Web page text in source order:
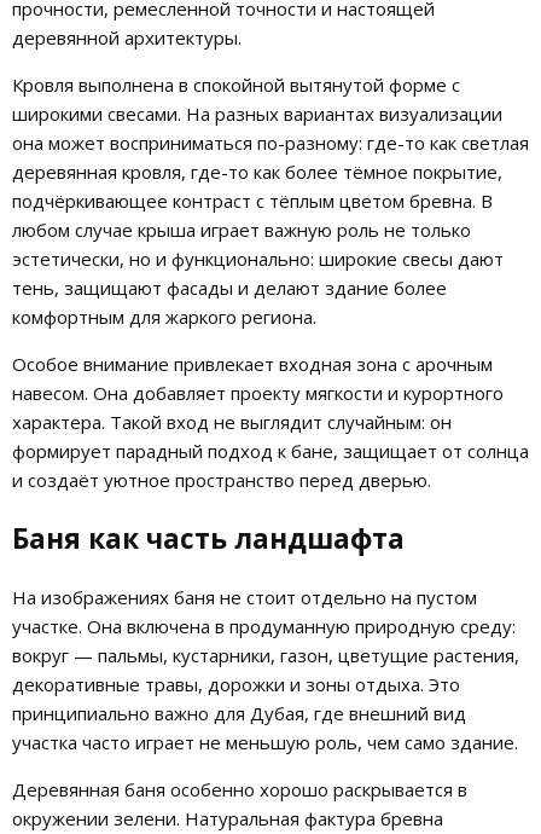
прочности, ремесленной точности и настоящей
деревянной архитектуры.
Кровля выполнена в спокойной вытянутой форме с
широкими свесами. На разных вариантах визуализации
она может восприниматься по-разному: где-то как светлая
деревянная кровля, где-то как более тёмное покрытие,
подчёркивающее контраст с тёплым цветом бревна. В
любом случае крыша играет важную роль не только
эстетически, но и функционально: широкие свесы дают
тень, защищают фасады и делают здание более
комфортным для жаркого региона.
Особое внимание привлекает входная зона с арочным
навесом. Она добавляет проекту мягкости и курортного
характера. Такой вход не выглядит случайным: он
формирует парадный подход к бане, защищает от солнца
и создаёт уютное пространство перед дверью.
Баня как часть ландшафта
На изображениях баня не стоит отдельно на пустом
участке. Она включена в продуманную природную среду:
вокруг — пальмы, кустарники, газон, цветущие растения,
декоративные травы, дорожки и зоны отдыха. Это
принципиально важно для Дубая, где внешний вид
участка часто играет не меньшую роль, чем само здание.
Деревянная баня особенно хорошо раскрывается в
окружении зелени. Натуральная фактура бревна